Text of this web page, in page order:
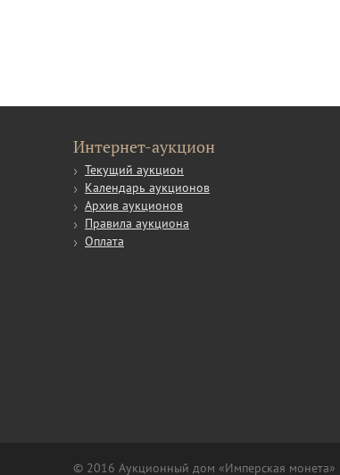
Интернет-аукцион
Текущий аукцион
Календарь аукционов
Архив аукционов
Правила аукциона
Оплата
© 2016 Аукционный дом «Имперская монета»